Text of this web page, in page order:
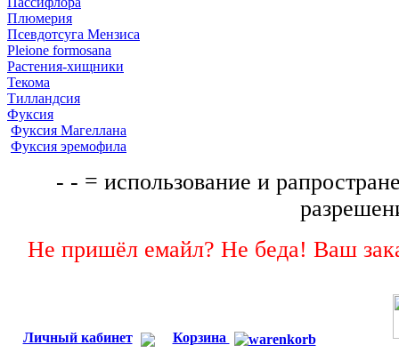
Плюмерия
Псевдотсуга Мензиса
Pleione formosana
Растения-хищники
Текома
Тилландсия
Фуксия
Фуксия Магеллана
Фуксия эремофила
- - = использование и
Не пришёл емайл? Не беда! Ваш
Личный кабинет Корзина